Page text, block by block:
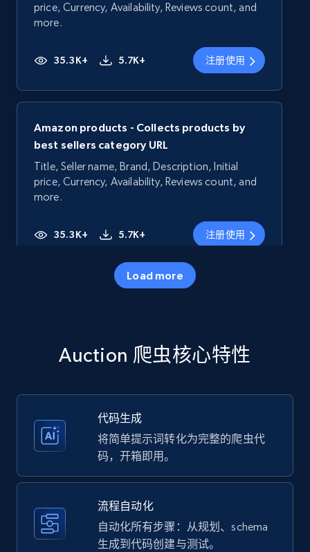
price, Currency, Availability, Reviews count, and
more.
35.3K+ 5.7K+ 注册使用
Amazon products - Collects products by
best sellers category URL
Title, Seller name, Brand, Description, Initial
price, Currency, Availability, Reviews count, and
more.
35.3K+ 5.7K+ 注册使用
price, Currency, Availability, Reviews count, and
Amazon products - Collects products by
Title, Seller name, Brand, Description, Initial
price, Currency, Availability, Reviews count, and
Load more
Auction 爬虫核心特性
代码生成
将简单提示词转化为完整的爬虫代
码，开箱即用。
流程自动化
自动化所有步骤：从规划、schema
生成到代码创建与测试。